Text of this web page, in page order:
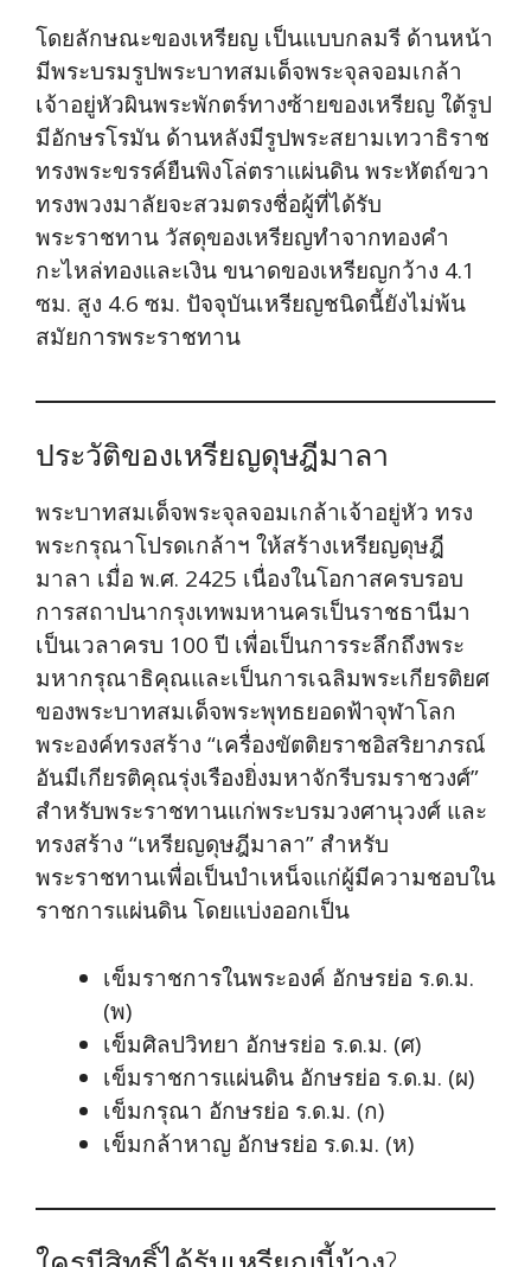
โดยลักษณะของเหรียญ เป็นแบบกลมรี ด้านหน้า
มีพระบรมรูปพระบาทสมเด็จพระจุลจอมเกล้า
เจ้าอยู่หัวผินพระพักตร์ทางซ้ายของเหรียญ ใต้รูป
มีอักษรโรมัน ด้านหลังมีรูปพระสยามเทวาธิราช
ทรงพระขรรค์ยืนพิงโล่ตราแผ่นดิน พระหัตถ์ขวา
ทรงพวงมาลัยจะสวมตรงชื่อผู้ที่ได้รับ
พระราชทาน วัสดุของเหรียญทำจากทองคำ
กะไหล่ทองและเงิน ขนาดของเหรียญกว้าง 4.1
ซม. สูง 4.6 ซม. ปัจจุบันเหรียญชนิดนี้ยังไม่พ้น
สมัยการพระราชทาน
ประวัติของเหรียญดุษฎีมาลา
พระบาทสมเด็จพระจุลจอมเกล้าเจ้าอยู่หัว ทรง
พระกรุณาโปรดเกล้าฯ ให้สร้างเหรียญดุษฎี
มาลา เมื่อ พ.ศ. 2425 เนื่องในโอกาสครบรอบ
การสถาปนากรุงเทพมหานครเป็นราชธานีมา
เป็นเวลาครบ 100 ปี เพื่อเป็นการระลึกถึงพระ
มหากรุณาธิคุณและเป็นการเฉลิมพระเกียรติยศ
ของพระบาทสมเด็จพระพุทธยอดฟ้าจุฬาโลก
พระองค์ทรงสร้าง “เครื่องขัตติยราชอิสริยาภรณ์
อันมีเกียรติคุณรุ่งเรืองยิ่งมหาจักรีบรมราชวงศ์”
สำหรับพระราชทานแก่พระบรมวงศานุวงศ์ และ
ทรงสร้าง “เหรียญดุษฎีมาลา” สำหรับ
พระราชทานเพื่อเป็นบำเหน็จแก่ผู้มีความชอบใน
ราชการแผ่นดิน โดยแบ่งออกเป็น
เข็มราชการในพระองค์ อักษรย่อ ร.ด.ม.
(พ)
เข็มศิลปวิทยา อักษรย่อ ร.ด.ม. (ศ)
เข็มราชการแผ่นดิน อักษรย่อ ร.ด.ม. (ผ)
เข็มกรุณา อักษรย่อ ร.ด.ม. (ก)
เข็มกล้าหาญ อักษรย่อ ร.ด.ม. (ห)